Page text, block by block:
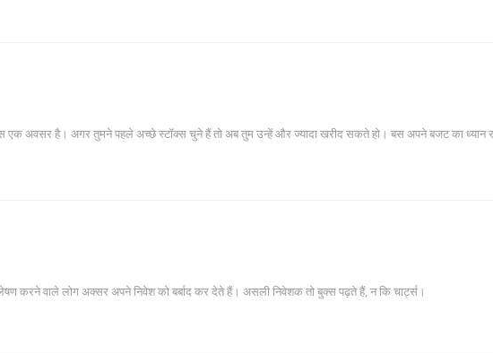
बस एक अवसर है। अगर तुमने पहले अच्छे स्टॉक्स चुने हैं तो अब तुम उन्हें और ज्यादा खरीद सकते हो। बस अपने बजट का ध्यान
करने वाले लोग अक्सर अपने निवेश को बर्बाद कर देते हैं। असली निवेशक तो बुक्स पढ़ते हैं, न कि चार्ट्स।